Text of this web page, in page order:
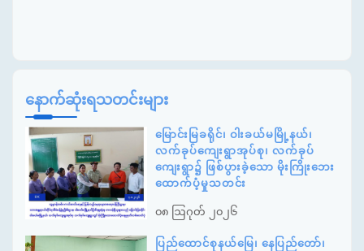
နောက်ဆုံးရသတင်းများ
မြောင်းမြခရိုင်၊ ဝါးခယ်မမြို့နယ်၊
လက်ခုပ်ကျေးရွာအုပ်စု၊ လက်ခုပ်
ကျေးရွာ၌ ဖြစ်ပွားခဲ့သော မိုးကြိုးဘေး
ထောက်ပံ့မှုသတင်း
၀၈ ဩဂုတ် ၂၀၂၆
ပြည်ထောင်စုနယ်မြေ၊ နေပြည်တော်၊